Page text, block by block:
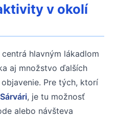
v okolí
hlavným lákadlom
aj množstvo ďalších
Pre tých, ktorí
, je tu možnosť
alebo návšteva